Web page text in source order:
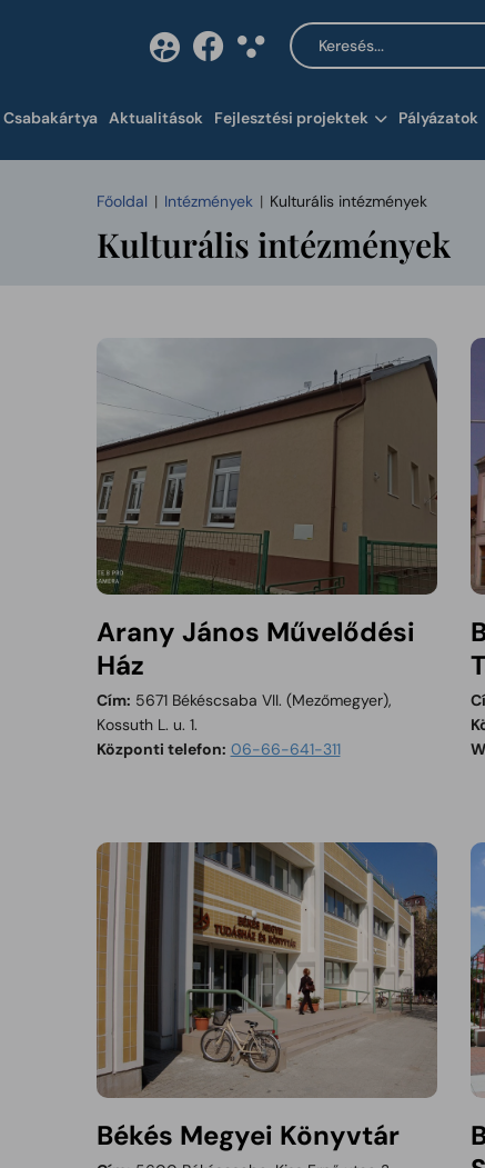
Tartalom
Keresés a tartalomban
Csabakártya Aktualitások Fejlesztési projektek Pályázatok
Főoldal Intézmények Kulturális intézmények
Kulturális intézmények
Arany János Művelődési
Ház
Cím: 5671 Békéscsaba VII. (Mezőmegyer),
Kossuth L. u. 1.
Központi telefon: 06-66-641-311
Békés Megyei Könyvtár